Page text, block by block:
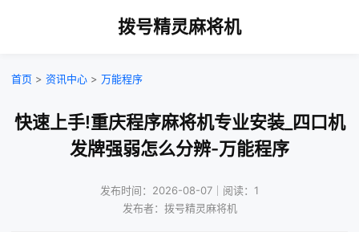
拨号精灵麻将机
首页 > 资讯中心 > 万能程序
快速上手!重庆程序麻将机专业安装_四口机
发牌强弱怎么分辨-万能程序
发布时间：2026-08-07｜阅读：1
发布者：拨号精灵麻将机